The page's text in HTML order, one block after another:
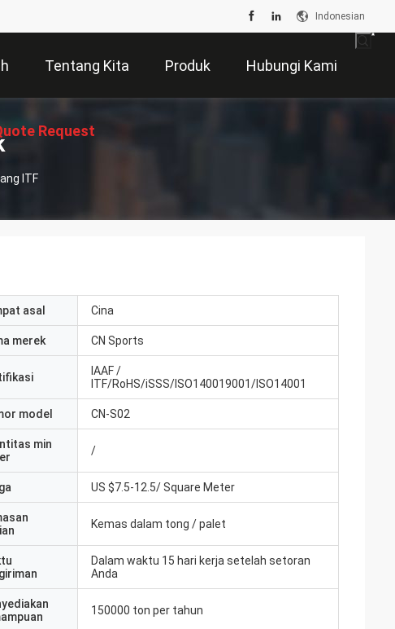
Indonesian
Tentang Kita Produk Hubungi Kami
Request
ITF
asal Cina
merek CN Sports
IAAF /
ITF/RoHS/iSSS/ISO140019001/ISO14001
model CN-S02
min
/
US $7.5-12.5/ Square Meter
Kemas dalam tong / palet
Dalam waktu 15 hari kerja setelah setoran
Anda
150000 ton per tahun